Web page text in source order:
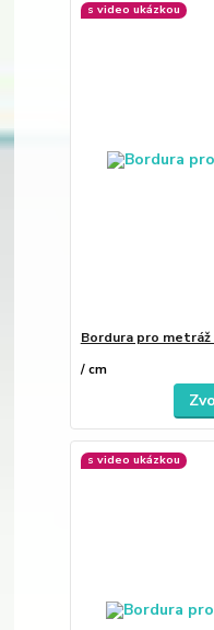
s video ukázkou
Bordura pro
/cm
s video ukázkou